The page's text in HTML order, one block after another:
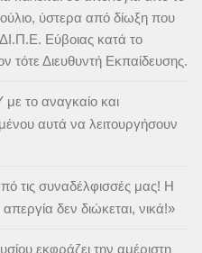
ύστερα από δίωξη που
Εύβοιας κατά το
τότε Διευθυντή Εκπαίδευσης.
το αναγκαίο και
αυτά να λειτουργήσουν
τις συναδέλφισσές μας! Η
δεν διώκεται, νικά!»
εκφράζει την αμέριστη